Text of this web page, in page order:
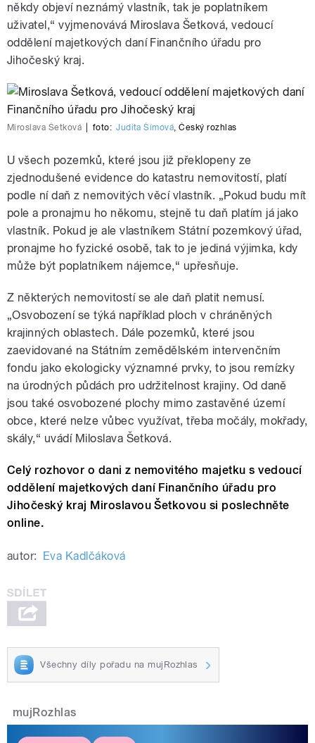
někdy objeví neznámý vlastník, tak je poplatníkem
uživatel,“ vyjmenovává Miroslava Šetková, vedoucí
oddělení majetkových daní Finančního úřadu pro
Jihočeský kraj.
Miroslava Šetková foto: Judita Šímová,Český rozhlas
U všech pozemků, které jsou již překlopeny ze
zjednodušené evidence do katastru nemovitostí, platí
podle ní daň z nemovitých věcí vlastník. „Pokud budu mít
pole a pronajmu ho někomu, stejně tu daň platím já jako
vlastník. Pokud je ale vlastníkem Státní pozemkový úřad,
pronajme ho fyzické osobě, tak to je jediná výjimka, kdy
může být poplatníkem nájemce,“ upřesňuje.
Z některých nemovitostí se ale daň platit nemusí.
„Osvobození se týká například ploch v chráněných
krajinných oblastech. Dále pozemků, které jsou
zaevidované na Státním zemědělském intervenčním
fondu jako ekologicky významné prvky, to jsou remízky
na úrodných půdách pro udržitelnost krajiny. Od daně
jsou také osvobozené plochy mimo zastavěné území
obce, které nelze vůbec využívat, třeba močály, mokřady,
skály,“ uvádí Miloslava Šetková.
Celý rozhovor o dani z nemovitého majetku s vedoucí
oddělení majetkových daní Finančního úřadu pro
Jihočeský kraj Miroslavou Šetkovou si poslechněte
online.
autor: Eva Kadlčáková
Všechny díly pořadu na mujRozhlas
mujRozhlas